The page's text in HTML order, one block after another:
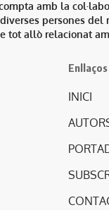
amb la
persones del
tot allò relacionat
Enllaços
INICI